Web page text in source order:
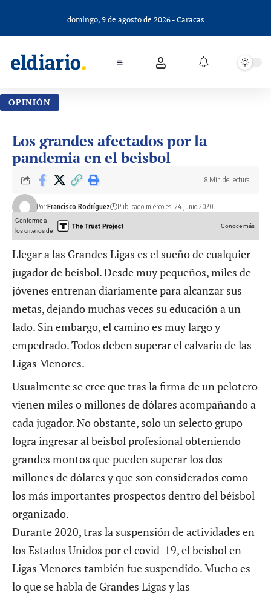
domingo, 9 de agosto de 2026 - Caracas
OPINIÓN
Los grandes afectados por la
pandemia en el beisbol
Por:Francisco Rodríguez Publicado miércoles, 24 junio 2020
8 Min de lectura
Conforme a
los criterios de
Conoce más
Llegar a las Grandes Ligas es el sueño de cualquier
jugador de beisbol.Desde muy pequeños, miles de
jóvenes entrenan diariamente para alcanzar sus
metas, dejando muchas veces su educación a un
lado. Sin embargo, el camino es muy largo y
empedrado. Todos deben superarel calvario de las
Ligas Menores.
Usualmente se cree que tras la firma de un pelotero
vienen miles o millones de dólares acompañando a
cada jugador. No obstante, solo un selecto grupo
logra ingresar al beisbol profesional obteniendo
grandes montos que pueden superar los dos
millones de dólares y que son considerados como
los más importantes prospectos dentro del béisbol
organizado.
Durante 2020, tras la suspensión de actividades en
los Estados Unidos por el covid-19, el beisbol en
Ligas Menores también fue suspendido. Mucho es
lo que se habla de Grandes Ligas y las